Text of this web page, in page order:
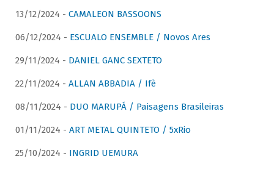
13/12/2024 - CAMALEON BASSOONS
06/12/2024 - ESCUALO ENSEMBLE / Novos Ares
29/11/2024 - DANIEL GANC SEXTETO
22/11/2024 - ALLAN ABBADIA / Ifè
08/11/2024 - DUO MARUPÁ / Paisagens Brasileiras
01/11/2024 - ART METAL QUINTETO / 5xRio
25/10/2024 - INGRID UEMURA